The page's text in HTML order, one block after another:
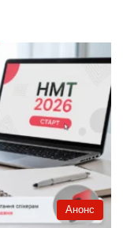
Анонс